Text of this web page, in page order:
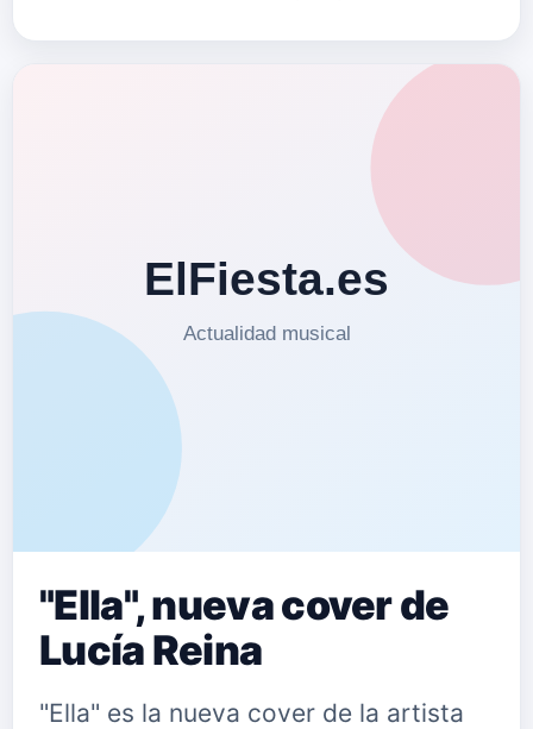
"Ella", nueva cover de
Lucía Reina
"Ella" es la nueva cover de la artista